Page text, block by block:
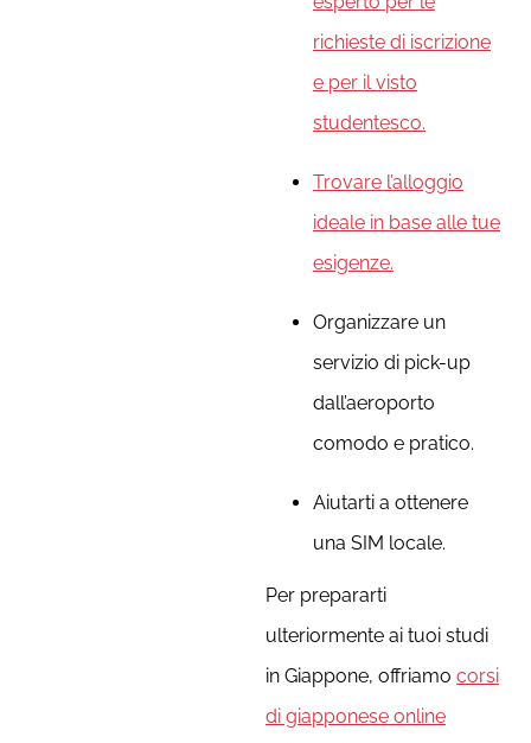
richieste di iscrizione
e per il visto
studentesco.
Trovare l’alloggio
ideale in base alle tue
esigenze.
Organizzare un
servizio di pick-up
dall’aeroporto
comodo e pratico.
Aiutarti a ottenere
una SIM locale.
Per prepararti
ulteriormente ai tuoi studi
in Giappone, offriamo corsi
di giapponese online